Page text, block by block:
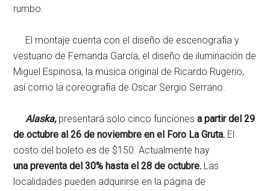
rumbo.
El montaje cuenta con el diseño de escenografía y
vestuario de Fernanda García, el diseño de iluminación de
Miguel Espinosa, la música original de Ricardo Rugerio,
así como la coreografía de Oscar Sergio Serrano.
Alaska,presentará solo cinco funciones a partir del 29
de octubre al 26 de noviembre en el Foro La Gruta. El
costo del boleto es de $150. Actualmente hay
una preventa del 30% hasta el 28 de octubre. Las
localidades pueden adquirirse en la página de